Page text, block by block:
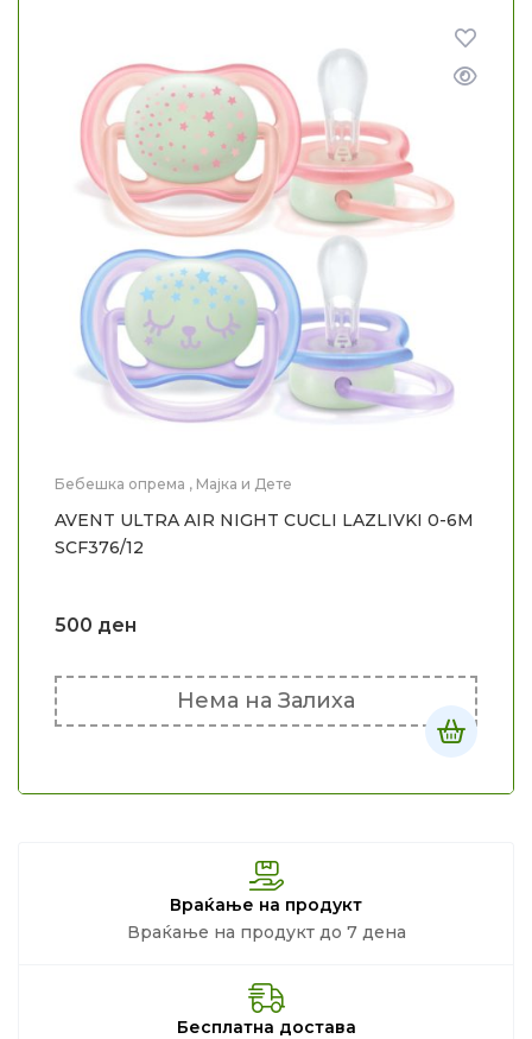
Бебешка опрема , Мајка и Дете
AVENT ULTRA AIR NIGHT CUCLI LAZLIVKI 0-6M
SCF376/12
500 ден
Нема на Залиха
Враќање на продукт
Враќање на продукт до 7 дена
Бесплатна достава